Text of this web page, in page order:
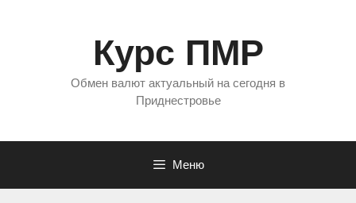
Курс ПМР
Обмен валют актуальный на сегодня в
Приднестровье
Меню